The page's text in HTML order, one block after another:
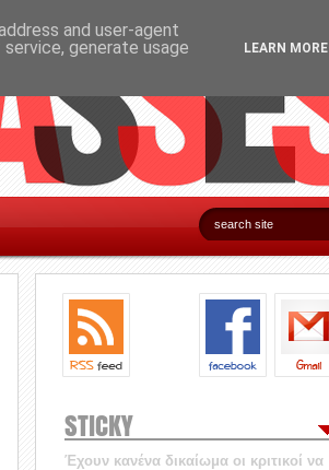
STICKY
Έχουν κανένα δικαίωμα οι κριτικοί να
and user-agent
generate usage
LEARN MORE